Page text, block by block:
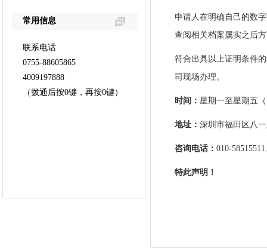
申请人在明确自己的数
查阅相关档案属实之后
符合出具以上证明条件
司现场办理。
时间： 星期一至星期五
地址： 深圳市福田区八
咨询电话： 010-
特此声明！